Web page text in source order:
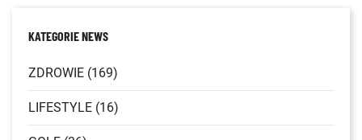
KATEGORIE NEWS
ZDROWIE (169)
LIFESTYLE (16)